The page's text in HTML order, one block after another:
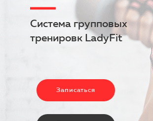
Система групповых
тренировк LadyFit
Записаться